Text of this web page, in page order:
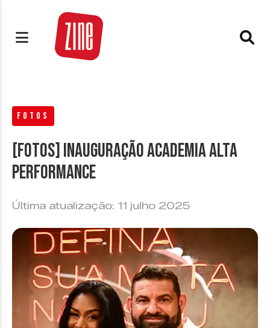
FOTOS
[FOTOS] Inauguração Academia Alta
Performance
Última atualização: 11 julho 2025